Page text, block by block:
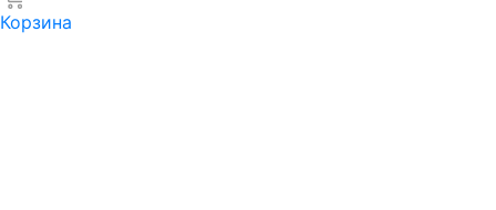
Корзина